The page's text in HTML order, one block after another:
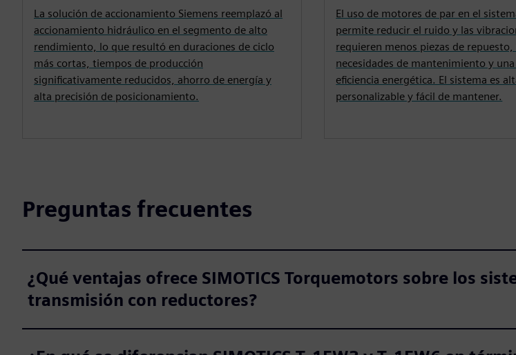
La solución de accionamiento Siemens reemplazó al
accionamiento hidráulico en el segmento de alto
rendimiento, lo que resultó en duraciones de ciclo
más cortas, tiempos de producción
significativamente reducidos, ahorro de energía y
alta precisión de posicionamiento.
El uso de motores de par en el
permite reducir el ruido y las
requieren menos piezas de repuesto,
necesidades de mantenimiento y
eficiencia energética. El sistema es
personalizable y fácil de mantener.
Preguntas frecuentes
¿Qué ventajas ofrece SIMOTICS Torquemotors sobre los
transmisión con reductores?